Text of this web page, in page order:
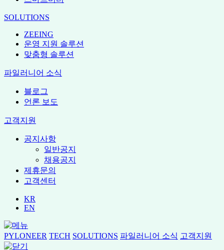
SOLUTIONS
ZEEING
운영 지원 솔루션
맞춤형 솔루션
파일러니어 소식
블로그
언론 보도
고객지원
공지사항
일반공지
채용공지
제휴문의
고객센터
KR
EN
PYLONEER TECH SOLUTIONS 파일러니어 소식 고객지원